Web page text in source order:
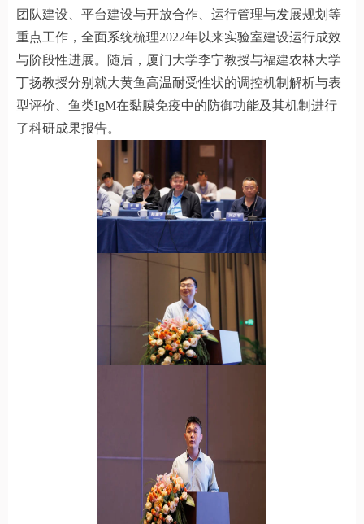
团队建设、平台建设与开放合作、运行管理与发展规划等
重点工作，全面系统梳理2022年以来实验室建设运行成效
与阶段性进展。随后，厦门大学李宁教授与福建农林大学
丁扬教授分别就大黄鱼高温耐受性状的调控机制解析与表
型评价、鱼类IgM在黏膜免疫中的防御功能及其机制进行
了科研成果报告。